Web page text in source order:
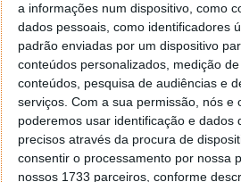
a informações num dispositivo, como
dados pessoais, como identificadores
padrão enviadas por um dispositivo
conteúdos personalizados, medição
conteúdos, pesquisa de audiências e
serviços. Com a sua permissão, nós e
poderemos usar identificação e dados
precisos através da procura de
consentir o processamento por nossa
nossos 1733 parceiros, conforme
A sua utilização é muito simples.
website e depois tudo o que
a imagem que quer saber a
processará a imagem e dar-lhe-
base na percentagem que uma
além de se aventurar a dizer
desenvolveu.